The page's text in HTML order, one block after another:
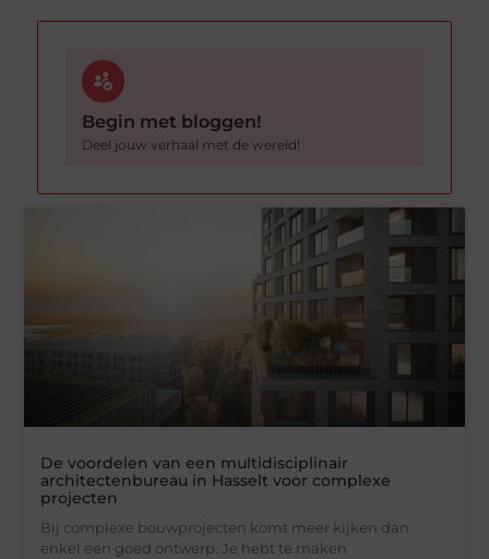
De voordelen van een multidisciplinair
architectenbureau in Hasselt voor complexe
projecten
Bij complexe bouwprojecten komt meer kijken dan
enkel een goed ontwerp. Je hebt te maken
Begin met bloggen!
Deel jouw verhaal met de wereld!